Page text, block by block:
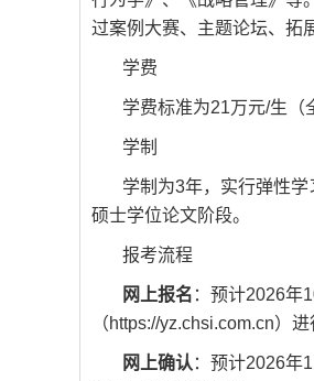
过案例大赛、主题论坛、拓
学费
学费标准为21万元/生（
学制
学制为3年，实行弹性
硕士学位论文阶段。
报考流程
网上报名 ：预计2026年
（https://yz.chsi.com.cn）
网上确认 ：预计2026年